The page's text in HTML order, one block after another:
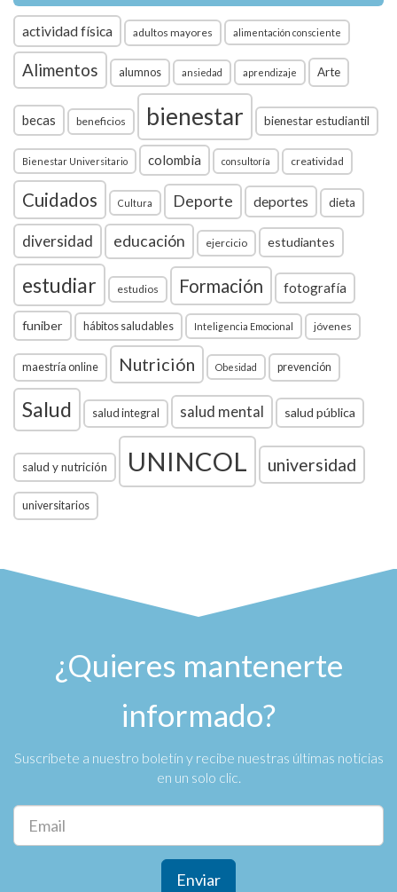
actividad física adultos mayores alimentación consciente
Alimentos alumnos ansiedad aprendizaje Arte
becas beneficios bienestar bienestar estudiantil
Bienestar Universitario colombia consultoría creatividad
Cuidados Cultura Deporte deportes dieta
diversidad educación ejercicio estudiantes
estudiar estudios Formación fotografía
funiber hábitos saludables Inteligencia Emocional jóvenes
maestría online Nutrición Obesidad prevención
Salud salud integral salud mental salud pública
salud y nutrición UNINCOL universidad
universitarios
¿Quieres mantenerte
informado?
Suscríbete a nuestro boletín y recibe nuestras últimas noticias
en un solo clic.
Enviar